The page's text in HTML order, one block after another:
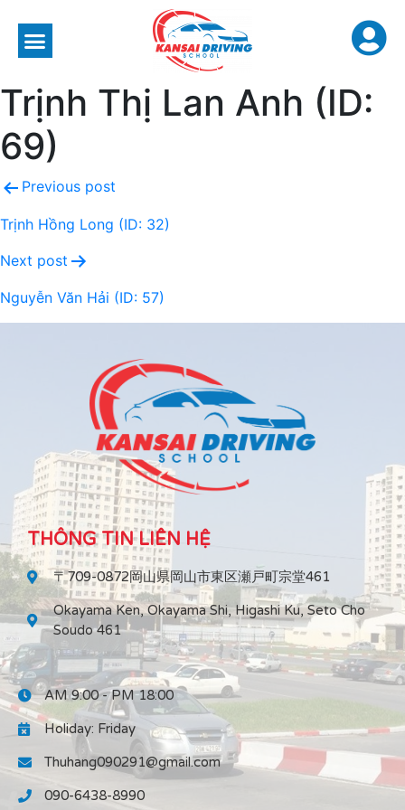
Trịnh Thị Lan Anh (ID:
69)
Previous post
Trịnh Hồng Long (ID: 32)
Next post
Nguyễn Văn Hải (ID: 57)
THÔNG TIN LIÊN HỆ
〒709-0872岡山県岡山市東区瀬戸町宗堂461
Okayama Ken, Okayama Shi, Higashi Ku, Seto Cho
Soudo 461
AM 9:00 - PM 18:00
Holiday: Friday
Thuhang090291@gmail.com
090-6438-8990